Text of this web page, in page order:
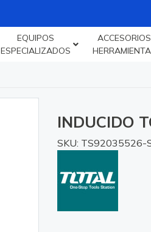
EQUIPOS
ESPECIALIZADOS
ACCESORIOS
INDUCIDO
SKU: TS92035526-